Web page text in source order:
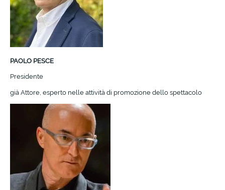
PAOLO PESCE
Presidente
già Attore, esperto nelle attività di promozione dello spettacolo